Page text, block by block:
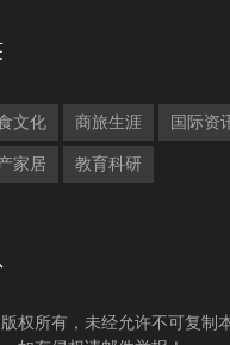
文化 商旅生涯 国际资
家居 教育科研
权所有，未经允许不可复制